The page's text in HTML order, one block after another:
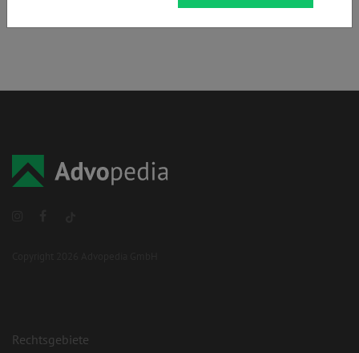
Sozialversicherungsrecht,Medizinrecht
Rechtsgebiete